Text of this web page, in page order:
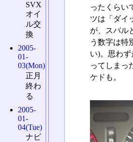
ったくらい
ツは「ダイ
が、スバル
う数字は特
い)。思わ
ってしまっ
ケドも。
SVX
オイ
ル交
換
2005-
01-
03(Mon)
正月
終わ
る
2005-
01-
04(Tue)
ナビ